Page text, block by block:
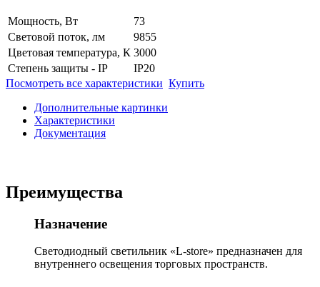
Мощность, Вт
73
Световой поток, лм
9855
Цветовая температура, К 3000
Степень защиты - IP
IP20
Посмотреть все характеристики Купить
Дополнительные картинки
Характеристики
Документация
Преимущества
Назначение
Светодиодный светильник «L-store» предназначен для
внутреннего освещения торговых пространств.